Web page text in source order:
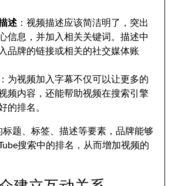
述 ：视频描述应该简洁明了，突出
信息，并加入相关关键词。描述中
品牌的链接或相关的社交媒体账
：为视频加入字幕不仅可以让更多的
频内容，还能帮助视频在搜索引擎
的排名。
题、标签、描述等要素，品牌能够
搜索中的排名，从而增加视频的